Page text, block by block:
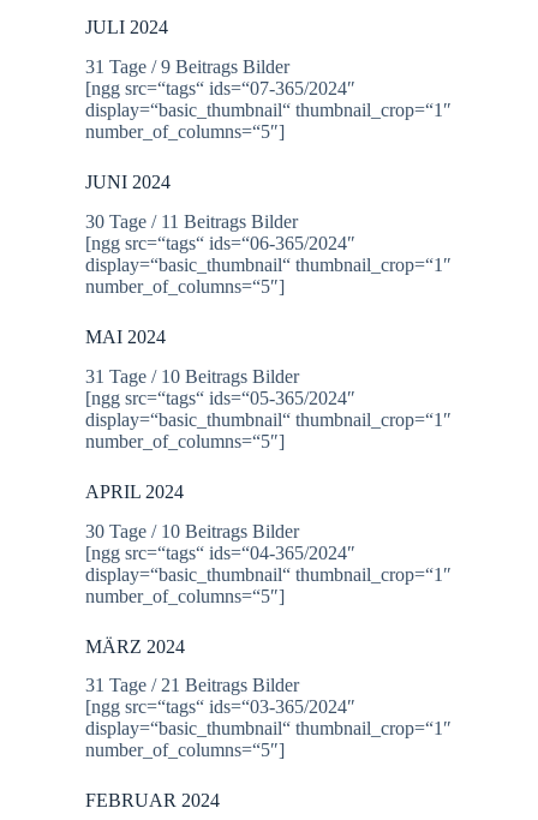
JULI 2024
31 Tage / 9 Beitrags Bilder
[ngg src=“tags“ ids=“07-365/2024″
display=“basic_thumbnail“ thumbnail_crop=“1″
number_of_columns=“5″]
JUNI 2024
30 Tage / 11 Beitrags Bilder
[ngg src=“tags“ ids=“06-365/2024″
display=“basic_thumbnail“ thumbnail_crop=“1″
number_of_columns=“5″]
MAI 2024
31 Tage / 10 Beitrags Bilder
[ngg src=“tags“ ids=“05-365/2024″
display=“basic_thumbnail“ thumbnail_crop=“1″
number_of_columns=“5″]
APRIL 2024
30 Tage / 10 Beitrags Bilder
[ngg src=“tags“ ids=“04-365/2024″
display=“basic_thumbnail“ thumbnail_crop=“1″
number_of_columns=“5″]
MÄRZ 2024
31 Tage / 21 Beitrags Bilder
[ngg src=“tags“ ids=“03-365/2024″
display=“basic_thumbnail“ thumbnail_crop=“1″
number_of_columns=“5″]
FEBRUAR 2024